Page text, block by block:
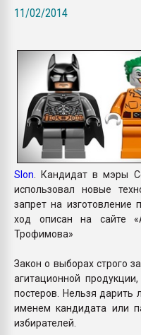
11/02/2014
Slon . Кандидат в мэры
использовал новые
запрет на изготовление
ход описан на сайте
Трофимова»
Закон о выборах строго
агитационной
постеров. Нельзя дарить
именем кандидата или
избирателей.